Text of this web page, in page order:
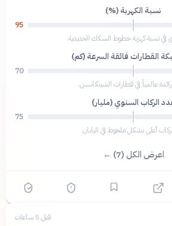
نسبة الكهربة (%)
95
في نسبة كهربة خطوط السكك الحديدية.
القطارات فائقة السرعة (كم)
70
رائدة عالمياً في قطارات الشينكانسن.
الركاب السنوي (مليار)
75
أعلى بشكل ملحوظ في اليابان.
اعرض الكل (7) ←
قبل 5 ساعات